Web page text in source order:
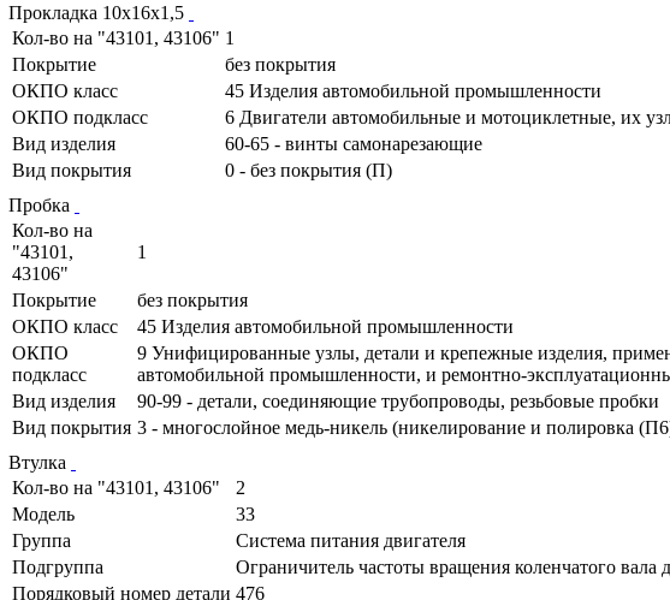
Прокладка 10х16х1,5
Кол-во на "43101, 43106" 1
Покрытие
без покрытия
ОКПО класс
45 Изделия автомобильной промышленности
ОКПО подкласс
6 Двигатели автомобильные и мотоциклетные, их
Вид изделия
60-65 - винты самонарезающие
Вид покрытия
0 - без покрытия (П)
Пробка
Кол-во на
"43101,
43106"
1
Покрытие
без покрытия
ОКПО класс
45 Изделия автомобильной промышленности
ОКПО
подкласс
9 Унифицированные узлы, детали и крепежные изделия,
автомобильной промышленности, и ремонтно-
Вид изделия
90-99 - детали, соединяющие трубопроводы, резьбовые пробки
Вид покрытия 3 - многослойное медь-никель (никелирование и полировка
Втулка
Кол-во на "43101, 43106"
2
Модель
33
Группа
Cистема питания двигателя
Подгруппа
Ограничитель частоты вращения коленчатого вала
Порядковый номер детали 476